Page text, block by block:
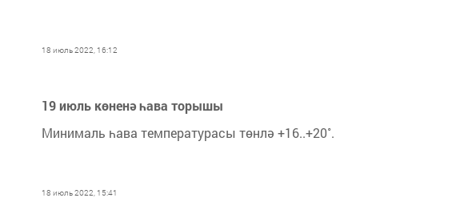
18 июль 2022, 16:12
19 июль көненә һава торышы
Минималь һава температурасы төнлә +16..+20˚.
18 июль 2022, 15:41